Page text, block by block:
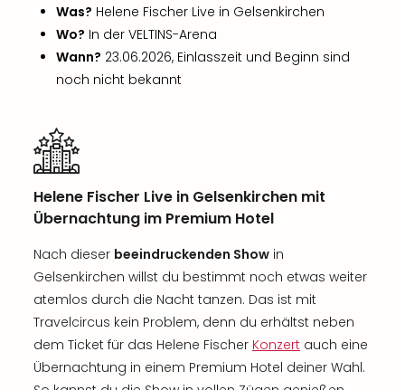
Was? Helene Fischer Live in Gelsenkirchen
Wo? In der VELTINS-Arena
Wann? 23.06.2026, Einlasszeit und Beginn sind
noch nicht bekannt
Helene Fischer Live in Gelsenkirchen mit
Übernachtung im Premium Hotel
Nach dieser beeindruckenden Show in
Gelsenkirchen willst du bestimmt noch etwas weiter
atemlos durch die Nacht tanzen. Das ist mit
Travelcircus kein Problem, denn du erhältst neben
dem Ticket für das Helene Fischer Konzert auch eine
Übernachtung in einem Premium Hotel deiner Wahl.